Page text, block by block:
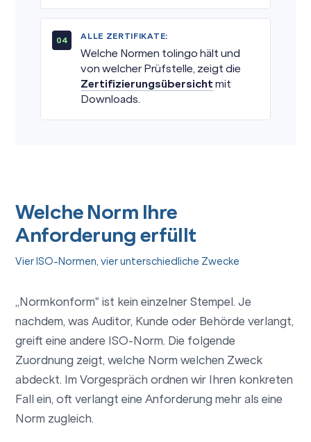
ALLE ZERTIFIKATE:
Welche Normen tolingo hält und
von welcher Prüfstelle, zeigt die
Zertifizierungsübersicht mit
Downloads.
Welche Norm Ihre
Anforderung erfüllt
Vier ISO-Normen, vier unterschiedliche Zwecke
„Normkonform" ist kein einzelner Stempel. Je
nachdem, was Auditor, Kunde oder Behörde verlangt,
greift eine andere ISO-Norm. Die folgende
Zuordnung zeigt, welche Norm welchen Zweck
abdeckt. Im Vorgespräch ordnen wir Ihren konkreten
Fall ein, oft verlangt eine Anforderung mehr als eine
Norm zugleich.